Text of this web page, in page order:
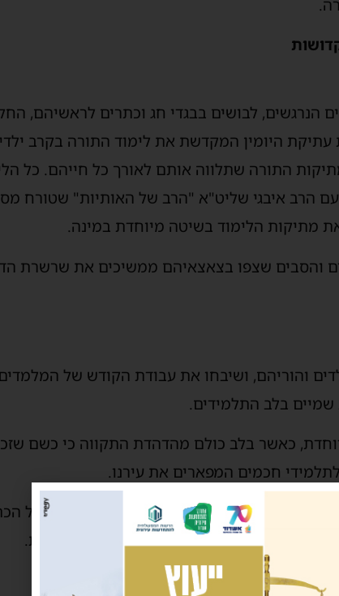
לבושים בבגדי חג וכתרים לראשיהם,
היומין המקדשת את לימוד התורה בקרב
התורה שתלווה אותם לאורך כל חייהם. כל
עם הרב איבגי שליט"א "הרב של האותיות" שטורח
מתיקות הלימוד בשיטה מיוחדת במינה.
והסבים שצפו בצאצאיהם ממשיכים את שרשרת
והוריהם, ושיבחו את עבודת הקודש של
בלב התלמידים.
כאשר בלב כולם מהדהדת התקווה כי כשם
חכמים המפארים את עירנו.
בריקוד של מצווה יחד עם הילדים על
ההולך בדרך התורה והמסורת בחיות ובהתלהבות.